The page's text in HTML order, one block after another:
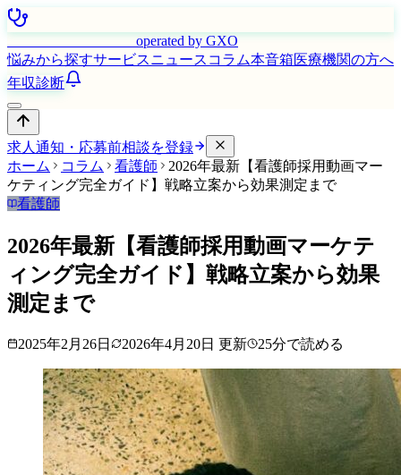
operated by GXO
悩みから探すサービスニュース コラム本音箱医療機関の方へ
年収診断
求人通知・応募前相談を登録
ホーム
コラム 看護師
2026年最新【看護師採用動画マー
ケティング完全ガイド】戦略立案から効果測定まで
看護師
2026年最新【看護師採用動画マーケテ
ィング完全ガイド】戦略立案から効果
測定まで
2025年2月26日 2026年4月20日 更新 25分で読める